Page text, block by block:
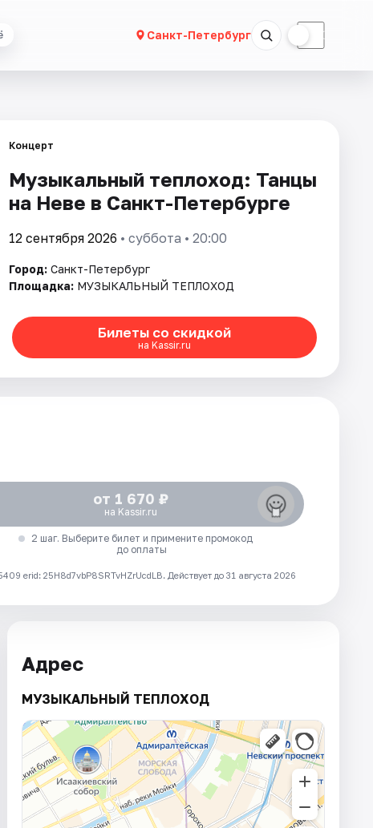
Санкт-Петербург ☾
Концерт
Музыкальный теплоход: Танцы
на Неве в Санкт-Петербурге
12 сентября 2026 • суббота • 20:00
Город: Санкт-Петербург
Площадка: МУЗЫКАЛЬНЫЙ ТЕПЛОХОД
Билеты со скидкой
на Kassir.ru
от 1 670 ₽
на Kassir.ru
2 шаг. Выберите билет и примените промокод
до оплаты
erid: 25H8d7vbP8SRTvHZrUcdLB. Действует до 31 августа 2026
Адрес
МУЗЫКАЛЬНЫЙ ТЕПЛОХОД